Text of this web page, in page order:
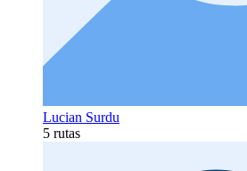
Lucian Surdu
5 rutas